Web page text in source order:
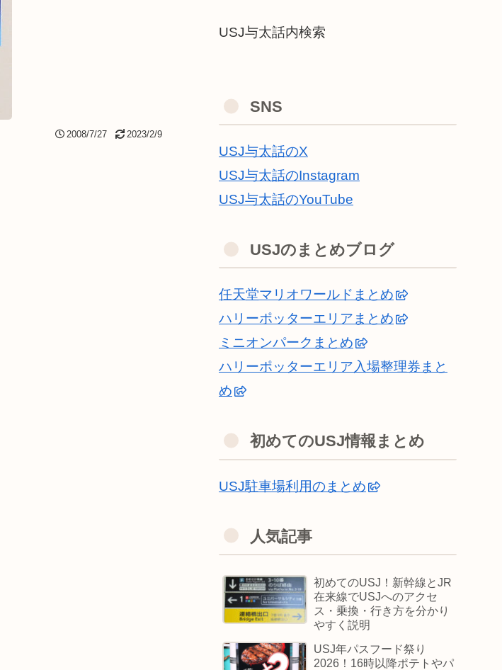
2008/7/27 2023/2/9
USJ与太話内検索
SNS
USJ与太話のX
USJ与太話のInstagram
USJ与太話のYouTube
USJのまとめブログ
任天堂マリオワールドまとめ
ハリーポッターエリアまとめ
ミニオンパークまとめ
ハリーポッターエリア入場整理券まと
め
初めてのUSJ情報まとめ
USJ駐車場利用のまとめ
人気記事
初めてのUSJ！新幹線とJR
在来線でUSJへのアクセ
ス・乗換・行き方を分かり
やすく説明
USJ年パスフード祭り
2026！16時以降ポテトやパ